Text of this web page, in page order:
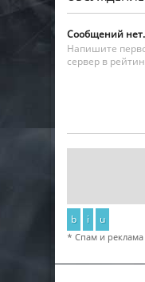
Сообщений нет.
Напишите
сервер в
b i u
* Спам и реклама